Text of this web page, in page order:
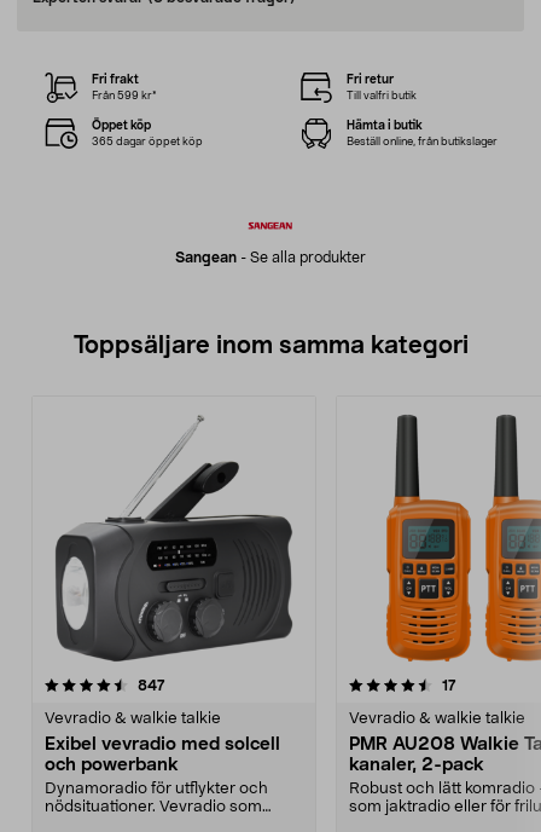
Sangean - Se alla produkter
Fri frakt
Från 599 kr*
Fri retur
Till valfri butik
Öppet köp
365 dagar öppet köp
Hämta i butik
Beställ online, från butikslager
Toppsäljare inom samma kategori
847recensioner
Vevradio & walkie talkie
Exibel vevradio med solcell
och powerbank
Dynamoradio för utflykter och
nödsituationer. Vevradio som
4.5 av 5 stjärnor 17recensioner
Vevradio & walkie talkie
PMR AU208 Walkie
kanaler, 2-pack
Robust och lätt komradio
som jaktradio eller för
4.5 av 5 stjärnor